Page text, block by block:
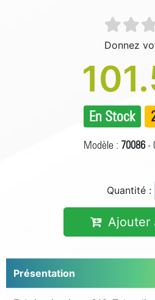
Donnez
En Stock
Modèle : 70086-
Quantité :
Ajouter
Présentation